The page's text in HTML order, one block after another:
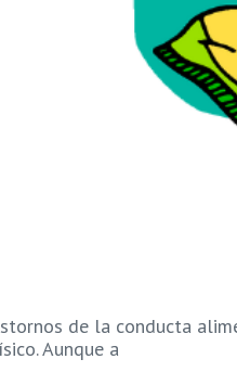
de la conducta
Aunque a